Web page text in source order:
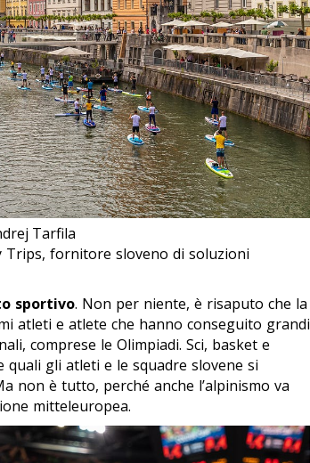
Tarfila
Trips, fornitore sloveno di soluzioni
sportivo. Non per niente, è risaputo che la
atleti e atlete che hanno conseguito grandi
comprese le Olimpiadi. Sci, basket e
gli atleti e le squadre slovene si
non è tutto, perché anche l’alpinismo va
mitteleuropea.